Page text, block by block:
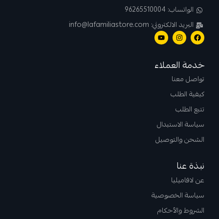
الواتساب: 96265510004
البريد الالكتروني: info@lafamiliastore.com
خدمة العملاء
تواصل معنا
كيفية الطلب
تتبع الطلب
سياسة الاستبدال
الشحن والتوصيل
نبذة عنا
عن لافاميليا
سياسة الخصوصية
الشروط والأحكام